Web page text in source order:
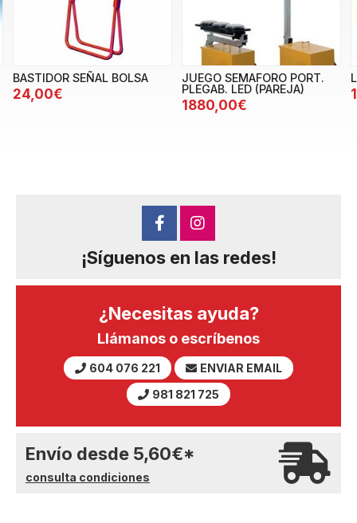
BASTIDOR SEÑAL BOLSA
24,00€
JUEGO SEMAFORO PORT.
PLEGAB. LED (PAREJA)
1880,00€
¡Síguenos en las redes!
¿Necesitas ayuda?
Llámanos o escríbenos
604 076 221
ENVIAR EMAIL
981 821 725
Envío desde 5,60€*
consulta condiciones